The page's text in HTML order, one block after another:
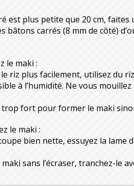
est plus petite que 20 cm, faites
bâtons carrés (8 mm de côté)
le maki :
riz plus facilement, utilisez du
à l’humidité. Ne vous
fort pour former le maki
le maki :
bien nette, essuyez la lame
sans l’écraser, tranchez-le